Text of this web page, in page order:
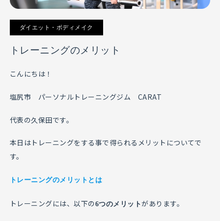
ダイエット・ボディメイク
トレーニングのメリット
こんにちは！
塩尻市 パーソナルトレーニングジム CARAT
代表の久保田です。
本日はトレーニングをする事で得られるメリットについてで
す。
トレーニングのメリットとは
トレーニングには、以下の 6つのメリットがあります。